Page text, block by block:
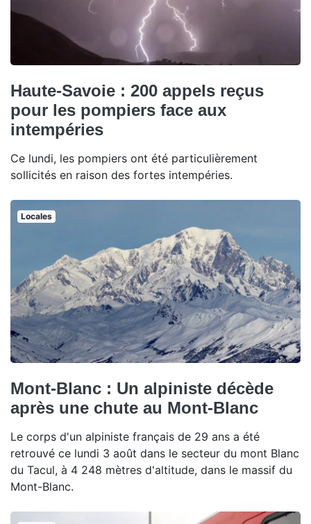
Haute-Savoie : 200 appels reçus
pour les pompiers face aux
intempéries
Ce lundi, les pompiers ont été particulièrement
sollicités en raison des fortes intempéries.
Locales
Mont-Blanc : Un alpiniste décède
après une chute au Mont-Blanc
Le corps d'un alpiniste français de 29 ans a été
retrouvé ce lundi 3 août dans le secteur du mont Blanc
du Tacul, à 4 248 mètres d'altitude, dans le massif du
Mont-Blanc.